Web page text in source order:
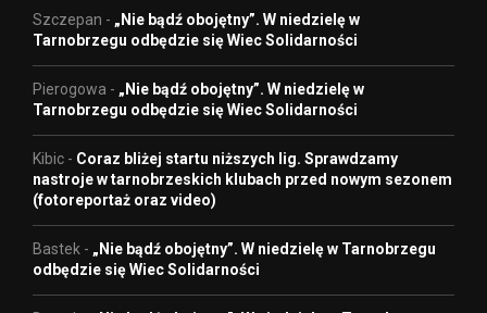
Szczepan - „Nie bądź obojętny”. W niedzielę w
Tarnobrzegu odbędzie się Wiec Solidarności
Pierogowa - „Nie bądź obojętny”. W niedzielę w
Tarnobrzegu odbędzie się Wiec Solidarności
Kibic - Coraz bliżej startu niższych lig. Sprawdzamy
nastroje w tarnobrzeskich klubach przed nowym sezonem
(fotoreportaż oraz video)
Bastek - „Nie bądź obojętny”. W niedzielę w Tarnobrzegu
odbędzie się Wiec Solidarności